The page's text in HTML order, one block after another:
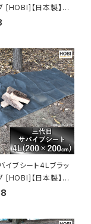
[HOBI]【日本製】グ
ト 極軽上質帆布 撥水
ト タープ 陣幕 キャン
け アウトドア レジ
マット 軍幕 [MADE I
イブシート4Lブラッ
[HOBI]【日本製】グ
ト 極軽上質帆布 撥水